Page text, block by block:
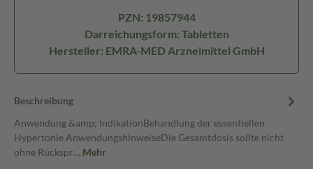
PZN: 19857944
Darreichungsform: Tabletten
Hersteller: EMRA-MED Arzneimittel GmbH
Beschreibung
Anwendung &amp; IndikationBehandlung der essentiellen
Hypertonie AnwendungshinweiseDie Gesamtdosis sollte nicht
ohne Rückspr… Mehr